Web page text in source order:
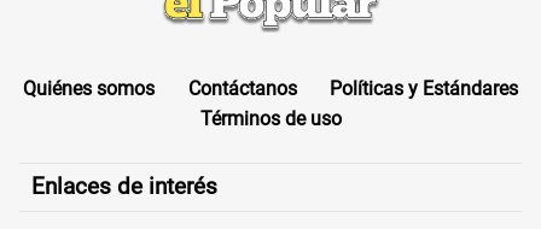
Quiénes somos Contáctanos
Políticas y Estándares
Términos de uso
Enlaces de interés